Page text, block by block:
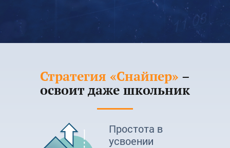
Стратегия «Снайпер» –
освоит даже школьник
Простота в
усвоении